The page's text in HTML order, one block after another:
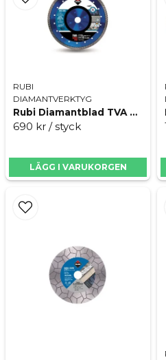
RUBI
DIAMANTVERKTYG
Rubi Diamantblad TVA Superpro 115x22,2mm turbo
690 kr / styck
LÄGG I VARUKORGEN